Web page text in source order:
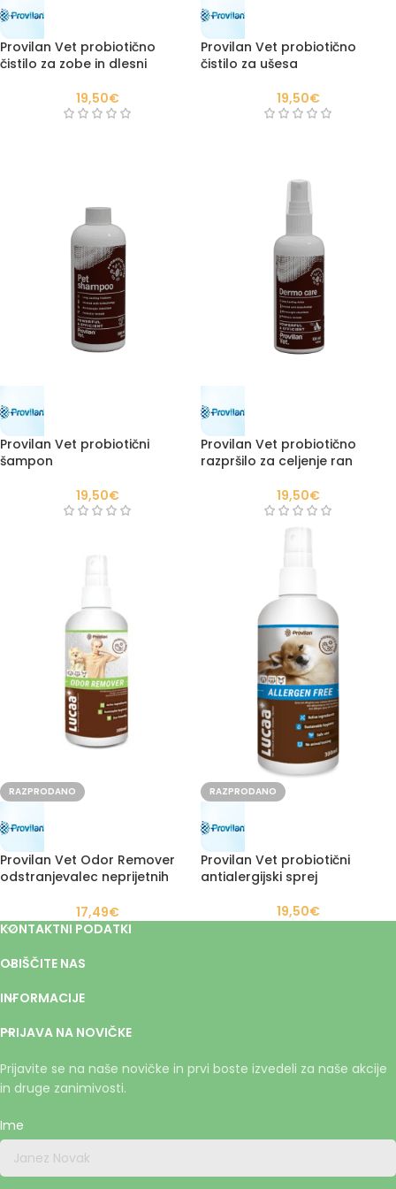
Provilan Vet probiotično
čistilo za zobe in dlesni
19,50€
Provilan Vet probiotično
čistilo za ušesa
19,50€
Provilan Vet probiotični
šampon
19,50€
Provilan Vet probiotično
razpršilo za celjenje ran
19,50€
RAZPRODANO
Provilan Vet Odor Remover
odstranjevalec neprijetnih
17,49€
RAZPRODANO
Provilan Vet probiotični
antialergijski sprej
19,50€
KONTAKTNI PODATKI
OBIŠČITE NAS
INFORMACIJE
PRIJAVA NA NOVIČKE
Prijavite se na naše novičke in prvi boste izvedeli za naše akcije
in druge zanimivosti.
Ime